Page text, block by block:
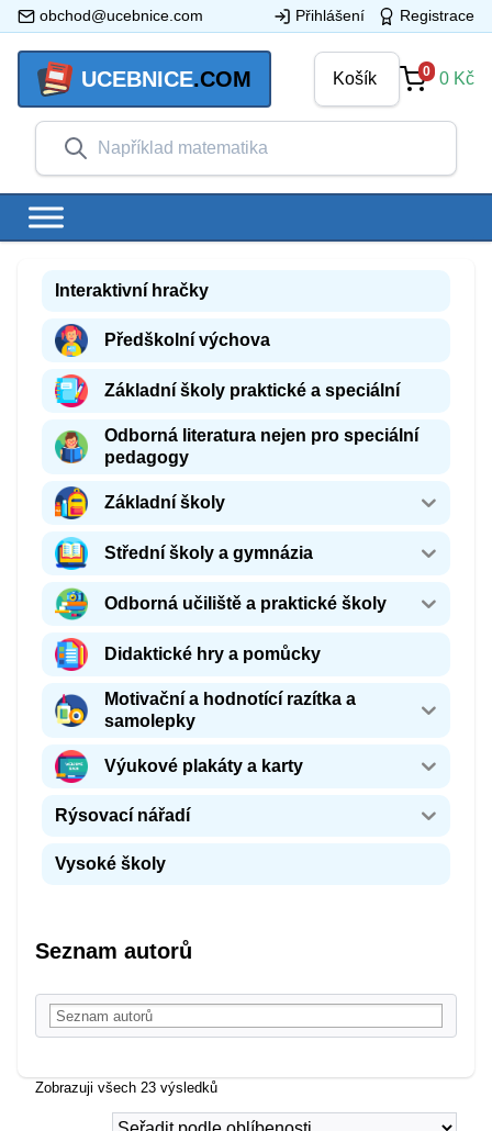
obchod@ucebnice.com Přihlášení Registrace
UCEBNICE.COM Košík 0 0 Kč
Interaktivní hračky
Předškolní výchova
Základní školy praktické a speciální
Odborná literatura nejen pro speciální
pedagogy
Základní školy
Střední školy a gymnázia
Odborná učiliště a praktické školy
Didaktické hry a pomůcky
Motivační a hodnotící razítka a
samolepky
Výukové plakáty a karty
Rýsovací nářadí
Vysoké školy
Seznam autorů
Zobrazuji všech 23 výsledků